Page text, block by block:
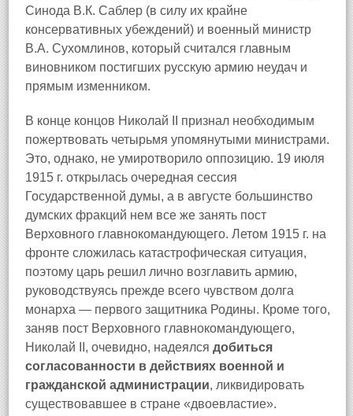
Синода В.К. Саблер (в силу их крайне
консервативных убеждений) и военный министр
В.А. Сухомлинов, который считался главным
виновником постигших русскую армию неудач и
прямым изменником.
В конце концов Николай II признал необходимым
пожертвовать четырьмя упомянутыми министрами.
Это, однако, не умиротворило оппозицию. 19 июля
1915 г. открылась очередная сессия
Государственной думы, а в августе большинство
думских фракций нем все же занять пост
Верховного главнокомандующего. Летом 1915 г. на
фронте сложилась катастрофическая ситуация,
поэтому царь решил лично возглавить армию,
руководствуясь прежде всего чувством долга
монарха — первого защитника Родины. Кроме того,
заняв пост Верховного главнокомандующего,
Николай II, очевидно, надеялся добиться
согласованности в действиях военной и
гражданской администрации, ликвидировать
существовавшее в стране «двоевластие».